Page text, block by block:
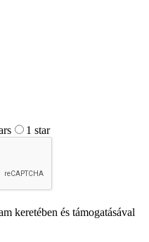
1 star
keretében és támogatásával